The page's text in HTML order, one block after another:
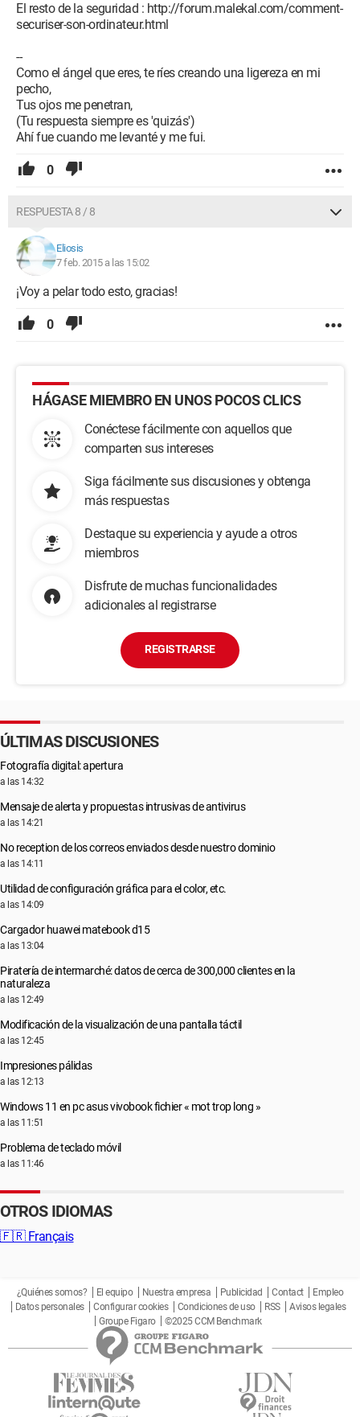
El resto de la seguridad : http://forum.malekal.com/comment-
securiser-son-ordinateur.html
--
Como el ángel que eres, te ríes creando una ligereza en mi
pecho,
Tus ojos me penetran,
(Tu respuesta siempre es 'quizás')
Ahí fue cuando me levanté y me fui.
0
RESPUESTA 8 / 8
Eliosis
7 feb. 2015 a las 15:02
¡Voy a pelar todo esto, gracias!
0
HÁGASE MIEMBRO EN UNOS POCOS CLICS
Conéctese fácilmente con aquellos que
comparten sus intereses
Siga fácilmente sus discusiones y obtenga
más respuestas
Destaque su experiencia y ayude a otros
miembros
Disfrute de muchas funcionalidades
adicionales al registrarse
REGISTRARSE
ÚLTIMAS DISCUSIONES
Fotografía digital: apertura
a las 14:32
Mensaje de alerta y propuestas intrusivas de antivirus
a las 14:21
No reception de los correos enviados desde nuestro dominio
a las 14:11
Utilidad de configuración gráfica para el color, etc.
a las 14:09
Cargador huawei matebook d15
a las 13:04
Piratería de intermarché: datos de cerca de 300,000 clientes en la
naturaleza
a las 12:49
Modificación de la visualización de una pantalla táctil
a las 12:45
Impresiones pálidas
a las 12:13
Windows 11 en pc asus vivobook fichier « mot trop long »
a las 11:51
Problema de teclado móvil
a las 11:46
OTROS IDIOMAS
🇫🇷 Français
¿Quiénes somos? El equipo Nuestra empresa Publicidad Contact
Empleo
Datos personales
Configurar cookies Condiciones de uso RSS
Avisos legales
Groupe Figaro
©2025 CCM Benchmark